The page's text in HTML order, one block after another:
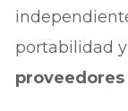
portabilidad y